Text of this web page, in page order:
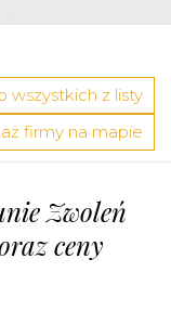
wszystkich z listy
firmy na mapie
Zwoleń
ceny